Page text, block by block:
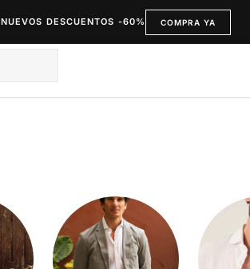
NUEVOS DESCUENTOS -60% COMPRA YA